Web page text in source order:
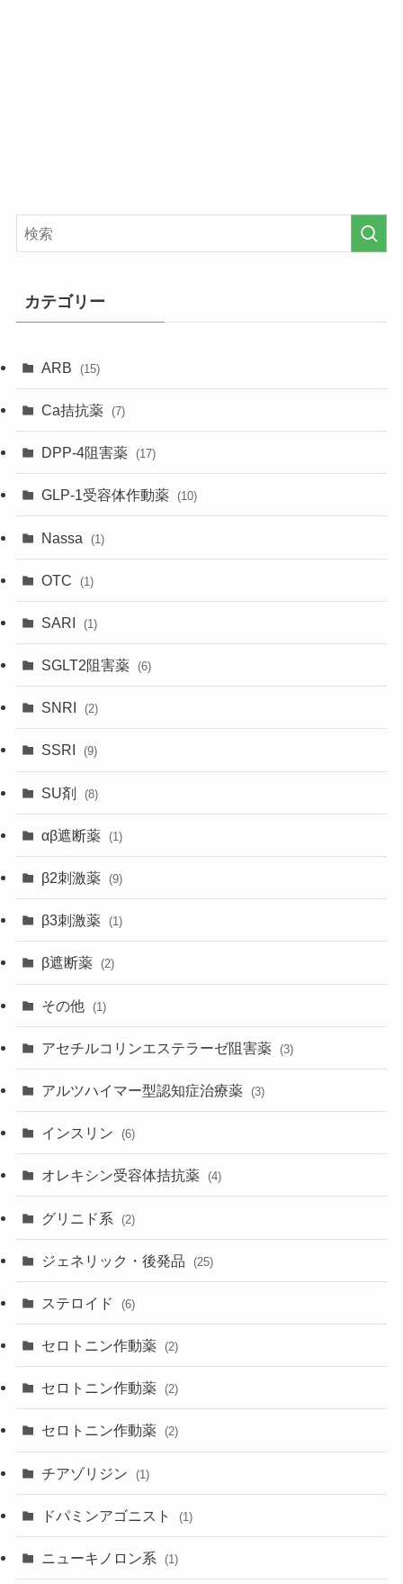
カテゴリー
ARB (15)
Ca拮抗薬 (7)
DPP-4阻害薬 (17)
GLP-1受容体作動薬 (10)
Nassa (1)
OTC (1)
SARI (1)
SGLT2阻害薬 (6)
SNRI (2)
SSRI (9)
SU剤 (8)
αβ遮断薬 (1)
β2刺激薬 (9)
β3刺激薬 (1)
β遮断薬 (2)
その他 (1)
アセチルコリンエステラーゼ阻害薬 (3)
アルツハイマー型認知症治療薬 (3)
インスリン (6)
オレキシン受容体拮抗薬 (4)
グリニド系 (2)
ジェネリック・後発品 (25)
ステロイド (6)
セロトニン作動薬 (2)
セロトニン作動薬 (2)
セロトニン作動薬 (2)
チアゾリジン (1)
ドパミンアゴニスト (1)
ニューキノロン系 (1)